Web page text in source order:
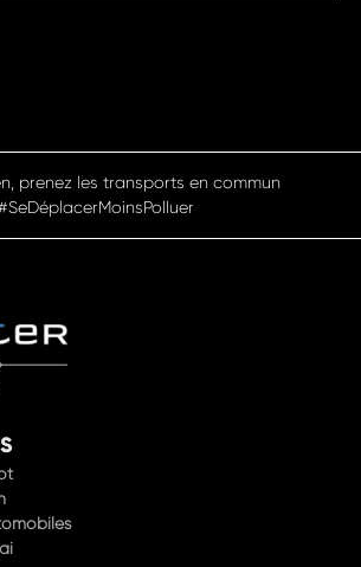
prenez les transports en commun